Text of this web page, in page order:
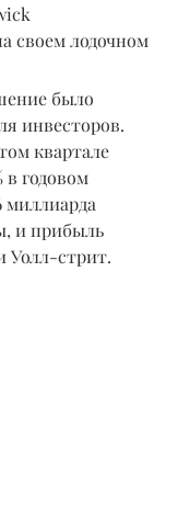
своем лодочном
было
инвесторов.
квартале
в годовом
миллиарда
и прибыль
Уолл-стрит.